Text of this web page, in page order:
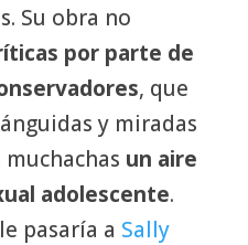
Su obra no
por parte de
, que
y miradas
un aire
adolescente.
pasaría a Sally